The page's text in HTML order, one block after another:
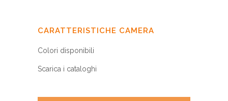
CARATTERISTICHE CAMERA
Colori disponibili
Scarica i cataloghi